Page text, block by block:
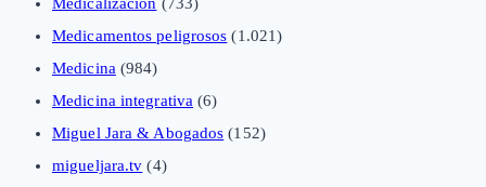
Medicamentos peligrosos (1.021)
Medicina (984)
Medicina integrativa (6)
Miguel Jara & Abogados (152)
migueljara.tv (4)